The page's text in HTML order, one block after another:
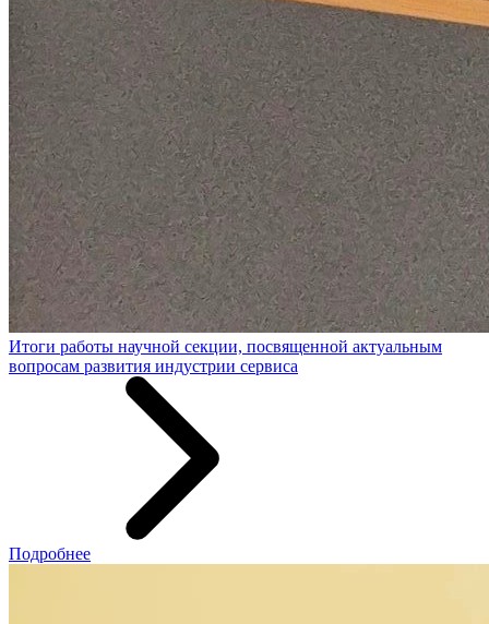
Итоги работы научной секции, посвященной актуальным
вопросам развития индустрии сервиса
Подробнее